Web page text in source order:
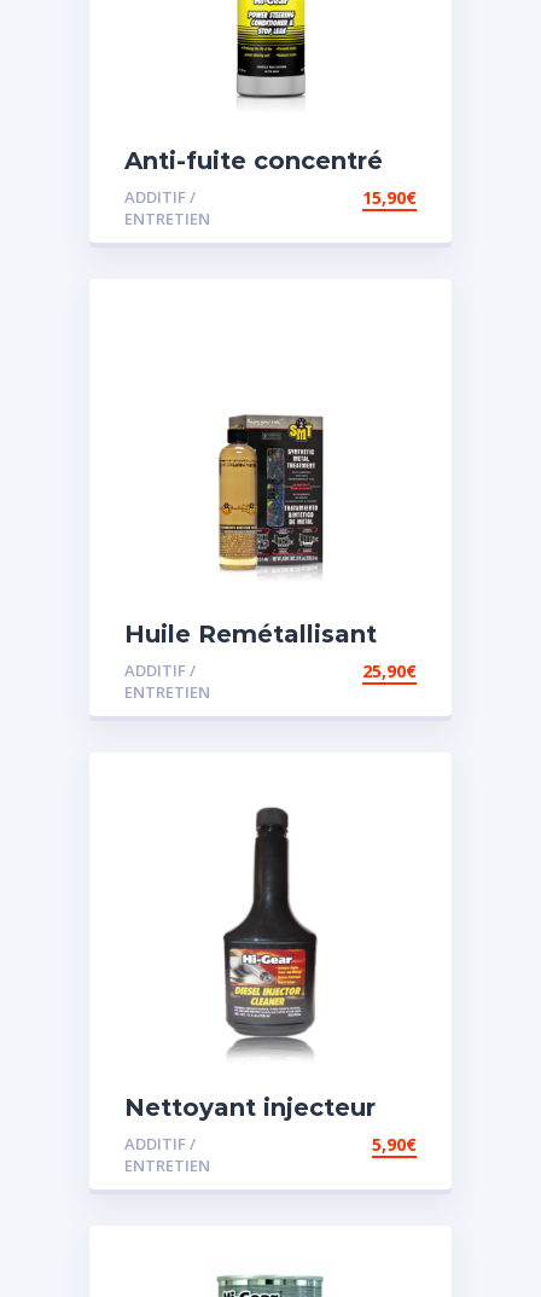
Anti-fuite concentré
pour direction
assistée
ADDITIF /
ENTRETIEN
15,90€
Huile Remétallisant
Moteur SMT2
ADDITIF /
ENTRETIEN
25,90€
Nettoyant injecteur
diesel
ADDITIF /
ENTRETIEN
5,90€